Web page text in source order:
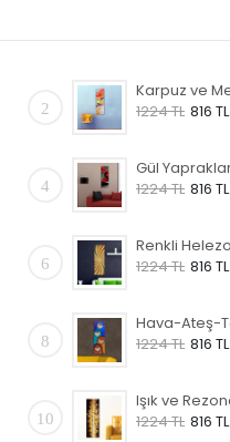
2
1224 TL 816 TL
4
1224 TL 816 TL
6
1224 TL 816 TL
8
1224 TL 816 TL
10
1224 TL 816 TL